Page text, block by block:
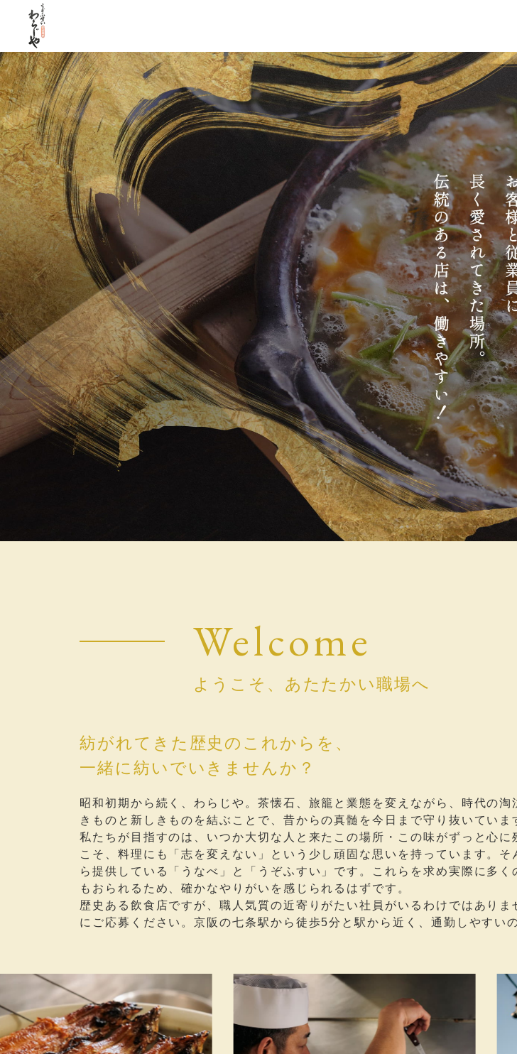
Welcome
ようこそ、あたたかい職場へ
紡がれてきた歴史のこれからを、
一緒に紡いでいきませんか？
昭和初期から続く、わらじや。茶懐石、旅籠と業態を変えながら、時代の
きものと新しきものを結ぶことで、昔からの真髄を今日まで守り抜いていま
私たちが目指すのは、いつか大切な人と来たこの場所・この味がずっと心
こそ、料理にも「志を変えない」という少し頑固な思いを持っています。
ら提供している「うなべ」と「うぞふすい」です。これらを求め実際に多
もおられるため、確かなやりがいを感じられるはずです。
歴史ある飲食店ですが、職人気質の近寄りがたい社員がいるわけではあり
にご応募ください。京阪の七条駅から徒歩5分と駅から近く、通勤しやすい